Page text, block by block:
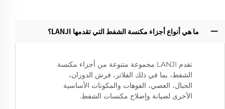
ما هي أنواع أجزاء مكنسة الشفط التي تقدمها LANJI؟‌
تقدم LANJI مجموعة متنوعة من أجزاء مكنسة
الشفط، بما في ذلك الفلاتر، فرش الدوران،
الحبال، العصي، الفوهات والمكونات الأساسية
الأخرى لصيانة وإصلاح مكنسات الشفط.